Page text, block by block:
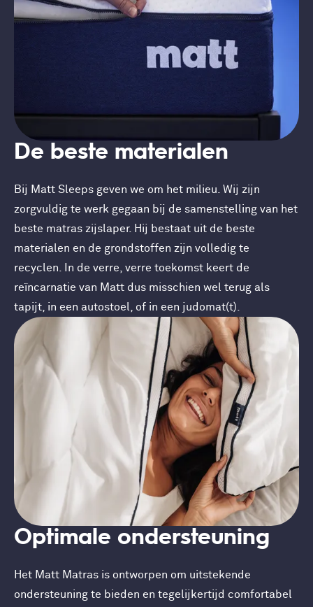
De beste materialen
Bij Matt Sleeps geven we om het milieu. Wij zijn
zorgvuldig te werk gegaan bij de samenstelling van het
beste matras zijslaper. Hij bestaat uit de beste
materialen en de grondstoffen zijn volledig te
recyclen. In de verre, verre toekomst keert de
reïncarnatie van Matt dus misschien wel terug als
tapijt, in een autostoel, of in een judomat(t).
Optimale ondersteuning
Het Matt Matras is ontworpen om uitstekende
ondersteuning te bieden en tegelijkertijd comfortabel